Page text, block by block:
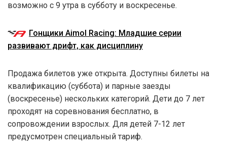
возможно с 9 утра в субботу и воскресенье.
Гонщики Aimol Racing: Младшие серии
развивают дрифт, как дисциплину
Продажа билетов уже открыта. Доступны билеты на
квалификацию (суббота) и парные заезды
(воскресенье) нескольких категорий. Дети до 7 лет
проходят на соревнования бесплатно, в
сопровождении взрослых. Для детей 7-12 лет
предусмотрен специальный тариф.